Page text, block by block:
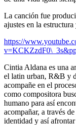
La canción fue
ajustes en la
https://
Cintia Aldana es una
el latin urban, R&B y
acompañe en el
como compositora
humano para así
acompañar, a través
identidad y así